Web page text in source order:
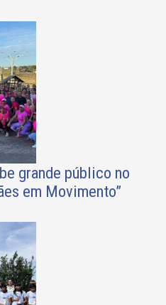
grande público no
em Movimento”